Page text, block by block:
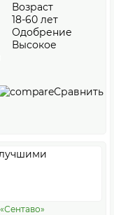
Возраст
18-60 лет
Одобрение
Высокое
Сравнить